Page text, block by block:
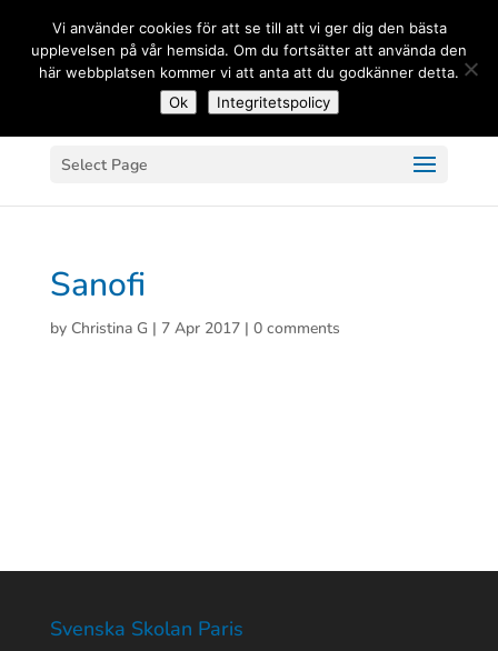
Select Page
Sanofi
by Christina G | 7 Apr 2017| 0 comments
Svenska Skolan Paris
Vi använder cookies för att se till att vi ger dig den bästa
upplevelsen på vår hemsida. Om du fortsätter att använda den
här webbplatsen kommer vi att anta att du godkänner detta.
Ok
Integritetspolicy